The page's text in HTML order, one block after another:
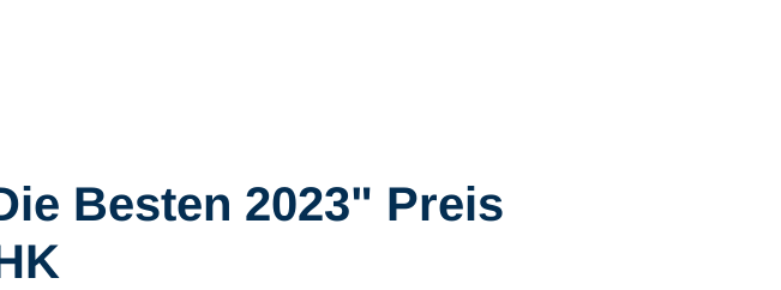
Besten 2023" Preis